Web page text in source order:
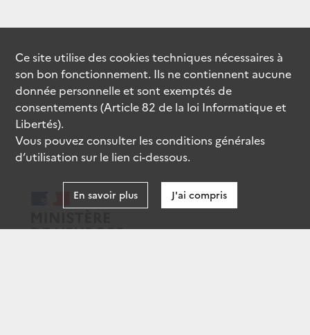
Ce site utilise descookiestechniques nécessaires à
son bon fonctionnement. Ils ne contiennent aucune
donnée personnelle et sont exemptés de
consentements (Article 82 de la loi Informatique et
Libertés).
Vous pouvez consulter les conditions générales
d’utilisation sur le lien ci-dessous.
En savoir plus J'ai compris